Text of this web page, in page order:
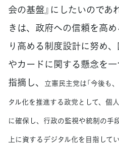
会の基盤』にしたいので
きは、政府への信頼を高
り高める制度設計に努め
やカードに関する懸念を一
指摘し、
立憲民主党は「今後も
タル化を推進する政党として、個
に確保し、行政の監視や統制の手
上に資するデジタル化を目指して